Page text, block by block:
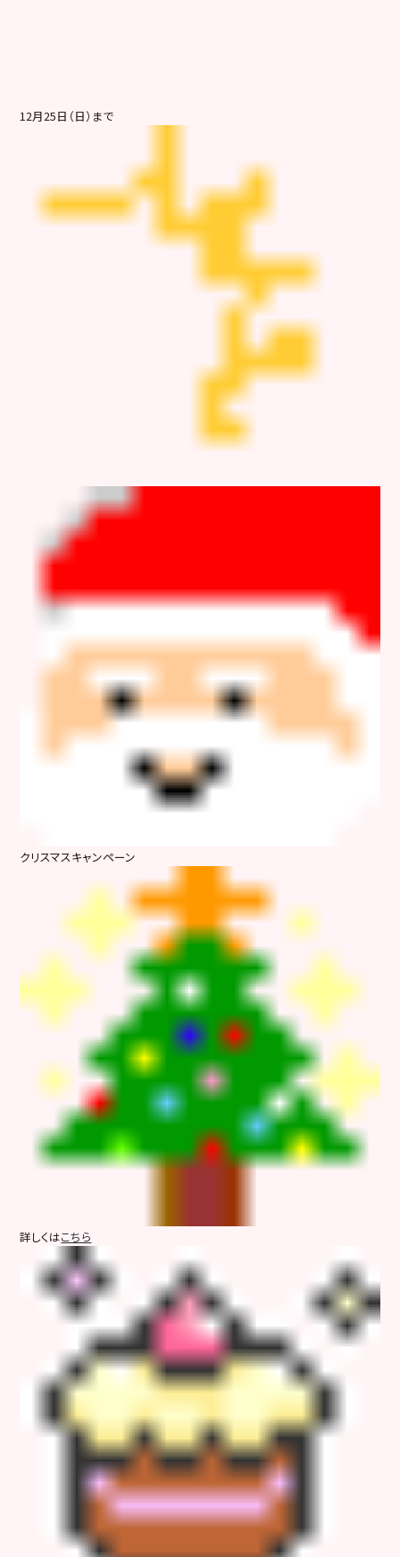
12月25日（日）まで
クリスマスキャンペーン
詳しくはこちら